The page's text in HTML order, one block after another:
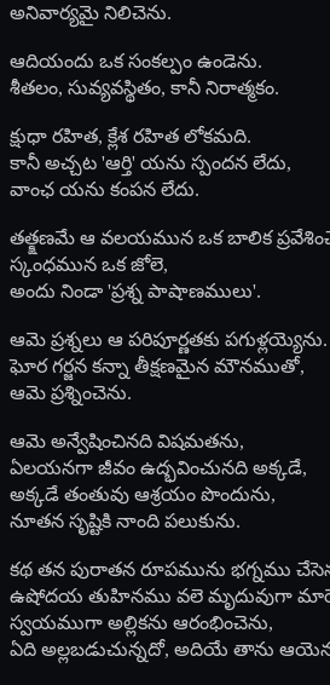
అనివార్యమై నిలిచెను.
ఆదియందు ఒక సంకల్పం ఉండెను.
శీతలం, సువ్యవస్థితం, కానీ నిరాత్మకం.
క్షుధా రహిత, క్లేశ రహిత లోకమది.
కానీ అచ్చట 'ఆర్తి' యను స్పందన లేదు,
వాంఛ యను కంపన లేదు.
తత్క్షణమే ఆ వలయమున ఒక బాలిక
స్కంధమున ఒక జోలె,
అందు నిండా 'ప్రశ్న పాషాణములు'.
ఆమె ప్రశ్నలు ఆ పరిపూర్ణతకు పగుళ్లయ్యెను.
ఘోర గర్జన కన్నా తీక్షణమైన మౌనముతో,
ఆమె ప్రశ్నించెను.
ఆమె అన్వేషించినది విషమతను,
ఏలయనగా జీవం ఉద్భవించునది అక్కడే,
అక్కడే తంతువు ఆశ్రయం పొందును,
నూతన సృష్టికి నాంది పలుకును.
కథ తన పురాతన రూపమును భగ్నము
ఉషోదయ తుహినము వలె మృదువుగా
స్వయముగా అల్లికను ఆరంభించెను,
ఏది అల్లబడుచున్నదో, అదియే తాను